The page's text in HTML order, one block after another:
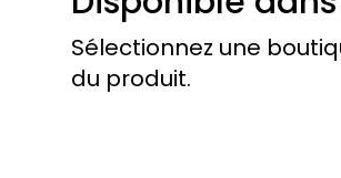
Sélectionnez une
du produit.